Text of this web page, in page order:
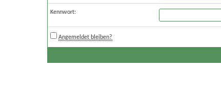
Kennwort:
Angemeldet bleiben?